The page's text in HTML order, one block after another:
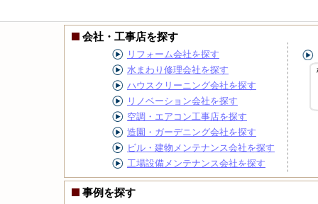
会社・工事店を探す
リフォーム会社を探す
水まわり修理会社を探す
ハウスクリーニング会社を探す
リノベーション会社を探す
空調・エアコン工事店を探す
造園・ガーデニング会社を探す
ビル・建物メンテナンス会社を探す
工場設備メンテナンス会社を探す
事例を探す